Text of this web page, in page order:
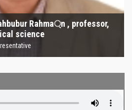
Rahma্‌n , professor,
science